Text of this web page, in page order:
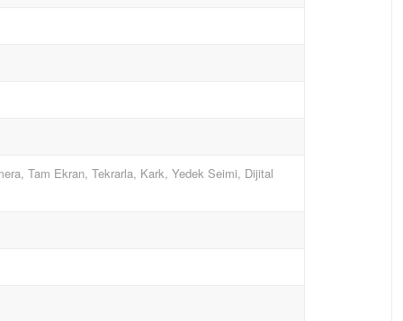
Tam Ekran, Tekrarla, Kark, Yedek Seimi, Dijital